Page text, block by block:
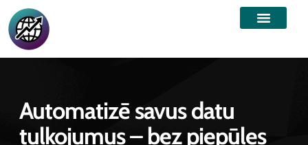
Automatizē savus datu
tulkojumus – bez piepūles